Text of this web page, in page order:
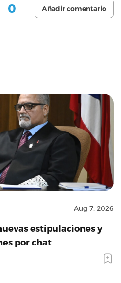
0 Añadir comentario
Aug 7, 2026
estipulaciones y
por chat